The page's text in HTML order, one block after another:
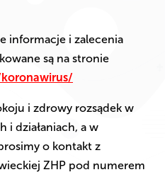
informacje i zalecenia
są na stronie
i zdrowy rozsądek w
i działaniach, a w
o kontakt z
ZHP pod numerem